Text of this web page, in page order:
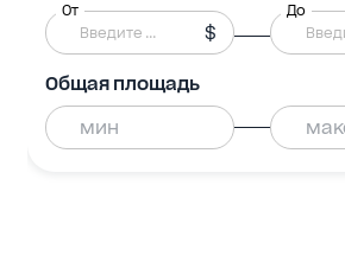
От
$
До
Общая площадь